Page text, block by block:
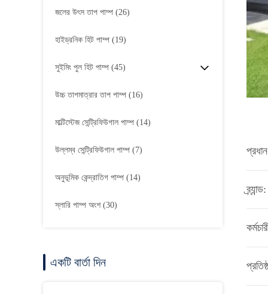
জলের উৎস তাপ পাম্প (26)
হাইড্রনিক হিট পাম্প (19)
সুইমিং পুল হিট পাম্প (45)
উচ্চ তাপমাত্রার তাপ পাম্প (16)
মাল্টিস্টেজ সেন্ট্রিফিউগাল পাম্প (14)
উল্লম্ব সেন্ট্রিফিউগাল পাম্প (7)
অনুভূমিক কেন্দ্রাতিগ পাম্প (14)
স্লারি পাম্প অংশ (30)
একটি বার্তা দিন
ব্র্যান্ড: